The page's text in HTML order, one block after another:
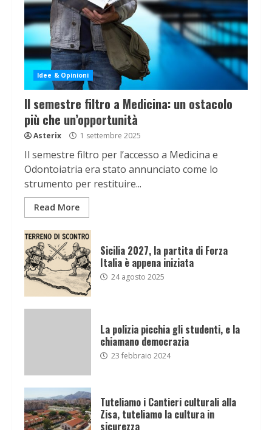
Idee & Opinioni
Il semestre filtro a Medicina: un ostacolo
più che un’opportunità
Asterix 1 settembre 2025
Il semestre filtro per l’accesso a Medicina e
Odontoiatria era stato annunciato come lo
strumento per restituire...
Read More
Sicilia 2027, la partita di Forza
Italia è appena iniziata
24 agosto 2025
La polizia picchia gli studenti, e la
chiamano democrazia
23 febbraio 2024
Tuteliamo i Cantieri culturali alla
Zisa, tuteliamo la cultura in
sicurezza